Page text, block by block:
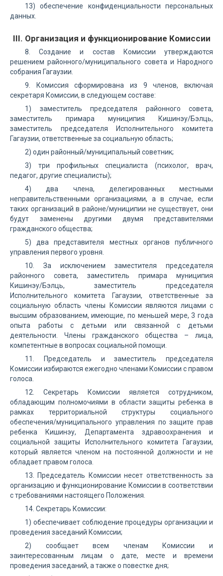
13) обеспечение конфиденциальности персональных
данных.
III. Организация и функционирование Комиссии
8. Создание и состав Комиссии утверждаются
решением районного/муниципального совета и Народного
собрания Гагаузии.
9. Комиссия сформирована из 9 членов, включая
секретаря Комиссии, в следующем составе:
1) заместитель председателя районного совета,
заместитель примара муниципия Кишинэу/Бэлць,
заместитель председателя Исполнительного комитета
Гагаузии, ответственные за социальную область;
2) один районный/муниципальный советник;
3) три профильных специалиста (психолог, врач,
педагог, другие специалисты);
4) два члена, делегированных местными
неправительственными организациями, а в случае, если
таких организаций в районе/муниципии не существует, они
будут заменены другими двумя представителями
гражданского общества;
5) два представителя местных органов публичного
управления первого уровня.
10. За исключением заместителя председателя
районного совета, заместитель примара муниципия
Кишинэу/Бэлць, заместитель председателя
Исполнительного комитета Гагаузии, ответственные за
социальную область члены Комиссии являются лицами с
высшим образованием, имеющие, по меньшей мере, 3 года
опыта работы с детьми или связанной с детьми
деятельности. Члены гражданского общества – лица,
компетентные в вопросах социальной помощи.
11. Председатель и заместитель председателя
Комиссии избираются ежегодно членами Комиссии с правом
голоса.
12. Секретарь Комиссии является сотрудником,
обладающим полномочиями в области защиты ребенка в
рамках территориальной структуры социального
обеспечения/муниципального управления по защите прав
ребенка Кишинэу, Департамента здравоохранения и
социальной защиты Исполнительного комитета Гагаузии,
который является членом на постоянной должности и не
обладает правом голоса.
13. Председатель Комиссии несет ответственность за
организацию и функционирование Комиссии в соответствии
с требованиями настоящего Положения.
14. Секретарь Комиссии:
1) обеспечивает соблюдение процедуры организации и
проведения заседаний Комиссии;
2) сообщает всем членам Комиссии и
заинтересованным лицам о дате, месте и времени
проведения заседаний, а также о повестке дня;